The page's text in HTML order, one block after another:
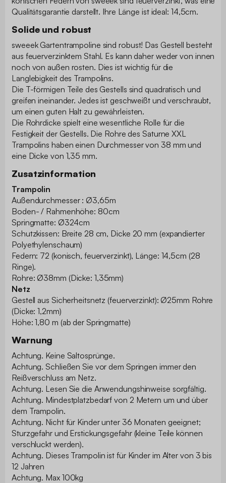
Qualitätsgarantie darstellt. Ihre Länge ist ideal: 14,5cm.
Solide und robust
sweeek Gartentrampoline sind robust! Das Gestell besteht
aus feuerverzinktem Stahl. Es kann daher weder von innen
noch von außen rosten. Dies ist wichtig für die
Langlebigkeit des Trampolins.
Die T-förmigen Teile des Gestells sind quadratisch und
greifen ineinander. Jedes ist geschweißt und verschraubt,
um einen guten Halt zu gewährleisten.
Die Rohrdicke spielt eine wesentliche Rolle für die
Festigkeit der Gestells. Die Rohre des Saturne XXL
Trampolins haben einen Durchmesser von 38 mm und
eine Dicke von 1,35 mm.
Zusatzinformation
Trampolin
Außendurchmesser : Ø3,65m
Boden- / Rahmenhöhe: 80cm
Springmatte: Ø324cm
Schutzkissen: Breite 28 cm, Dicke 20 mm (expandierter
Polyethylenschaum)
Federn: 72 (konisch, feuerverzinkt), Länge: 14,5cm (28
Ringe).
Rohre: Ø38mm (Dicke: 1,35mm)
Netz
Gestell aus Sicherheitsnetz (feuerverzinkt): Ø25mm Rohre
(Dicke: 1,2mm)
Höhe: 1,80 m (ab der Springmatte)
Warnung
Achtung. Keine Saltosprünge.
Achtung. Schließen Sie vor dem Springen immer den
Reißverschluss am Netz.
Achtung. Lesen Sie die Anwendungshinweise sorgfältig.
Achtung. Mindestplatzbedarf von 2 Metern um und über
dem Trampolin.
Achtung. Nicht für Kinder unter 36 Monaten geeignet;
Sturzgefahr und Erstickungsgefahr (kleine Teile können
verschluckt werden).
Achtung. Dieses Trampolin ist für Kinder im Alter von 3 bis
12 Jahren
Achtung. Max 100kg